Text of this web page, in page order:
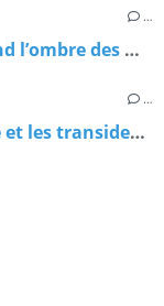
…
Le Planning Familial en sursis : quand l’ombre des milliardaires cathos plane sur nos droits
…
La Fédération protestante de France et les transidentités : un nouveau jalon pour l'accueil en Église